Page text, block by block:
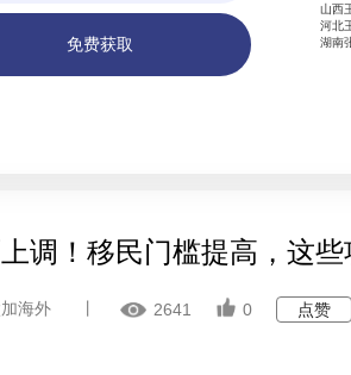
免费获取
山西
河北
湖南
山西
河北
调！移民门槛提高，这些
海外 丨 2641 0
点赞